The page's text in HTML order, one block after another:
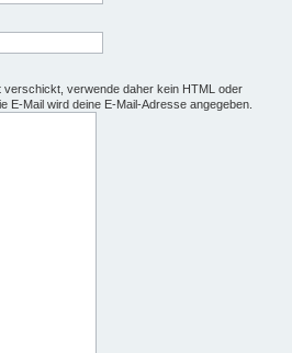
verwende daher kein HTML oder
E-Mail wird deine E-Mail-Adresse angegeben.